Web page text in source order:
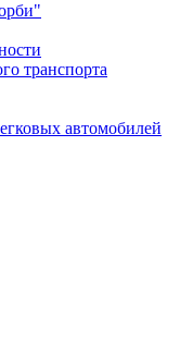
транспорта
автомобилей